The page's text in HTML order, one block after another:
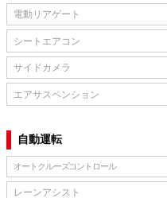
電動リアゲート
シートエアコン
サイドカメラ
エアサスペンション
自動運転
オートクルーズコントロール
レーンアシスト